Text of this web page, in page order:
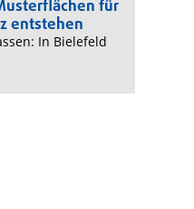
für
entstehen
In Bielefeld